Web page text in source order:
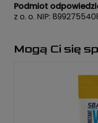
Podmiot
z o. o. NIP:
Mogą Ci się